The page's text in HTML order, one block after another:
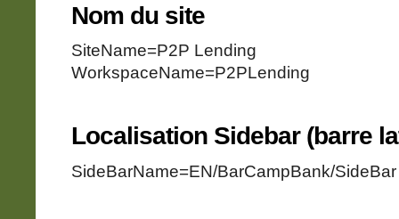
Nom du site
SiteName=P2P Lending
WorkspaceName=P2PLending
Localisation Sidebar (barre
SideBarName=EN/BarCampBank/SideBar